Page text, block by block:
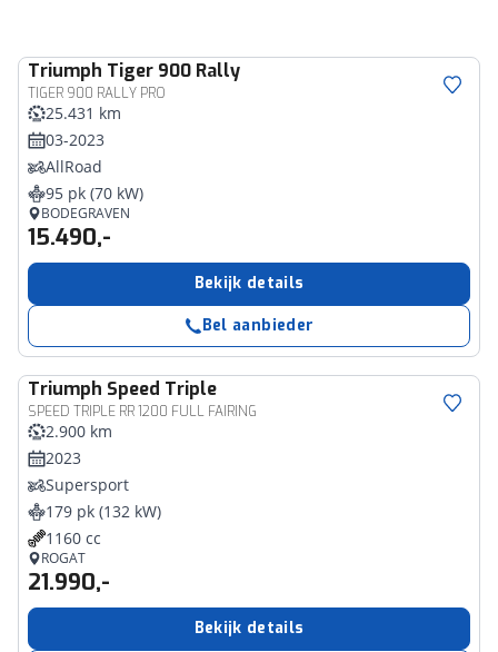
Triumph Tiger 900 Rally
TIGER 900 RALLY PRO
25.431 km
03-2023
AllRoad
95 pk (70 kW)
BODEGRAVEN
15.490,-
Bekijk details
Bel aanbieder
Triumph Speed Triple
SPEED TRIPLE RR 1200 FULL FAIRING
2.900 km
2023
Supersport
179 pk (132 kW)
1160 cc
ROGAT
21.990,-
Bekijk details